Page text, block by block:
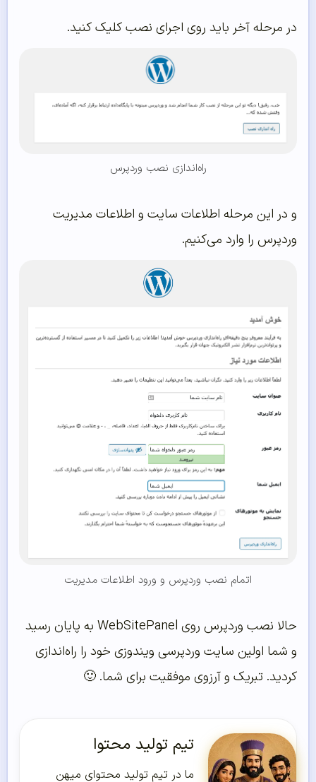
در مرحله آخر باید روی اجرای نصب کلیک کنید.
راه‌اندازی نصب وردپرس
و در این مرحله اطلاعات سایت و اطلاعات مدیریت
وردپرس را وارد می‌کنیم.
اتمام نصب وردپرس و ورود اطلاعات مدیریت
حالا نصب وردپرس روی WebSitePanel به پایان رسید
و شما اولین سایت وردپرسی ویندوزی خود را راه‌اندازی
کردید. تبریک و آرزوی موفقیت برای شما. 🙂
تیم تولید محتوا
ما در تیم تولید محتوای میهن